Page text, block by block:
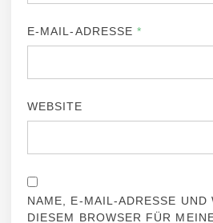
E-MAIL-ADRESSE*
WEBSITE
NAME, E-MAIL-ADRESSE UND
DIESEM BROWSER FÜR